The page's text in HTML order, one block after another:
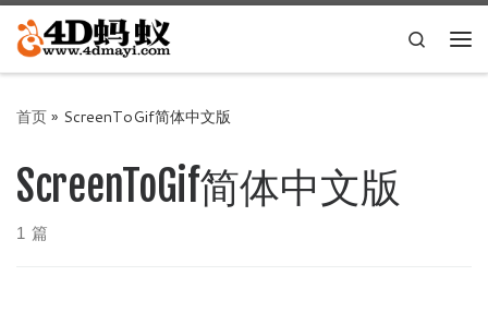
Skip to content
Search
首页» ScreenToGif简体中文版
ScreenToGif简体中文版
1 篇